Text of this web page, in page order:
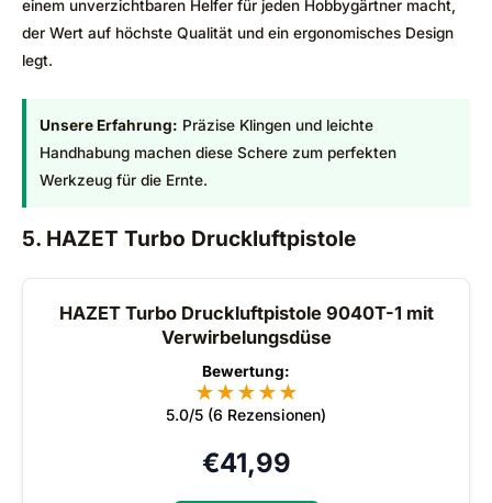
einem unverzichtbaren Helfer für jeden Hobbygärtner macht,
der Wert auf höchste Qualität und ein ergonomisches Design
legt.
Unsere Erfahrung: Präzise Klingen und leichte
Handhabung machen diese Schere zum perfekten
Werkzeug für die Ernte.
5. HAZET Turbo Druckluftpistole
HAZET Turbo Druckluftpistole 9040T-1 mit
Verwirbelungsdüse
Bewertung:
★★★★★
5.0/5 (6 Rezensionen)
€41,99